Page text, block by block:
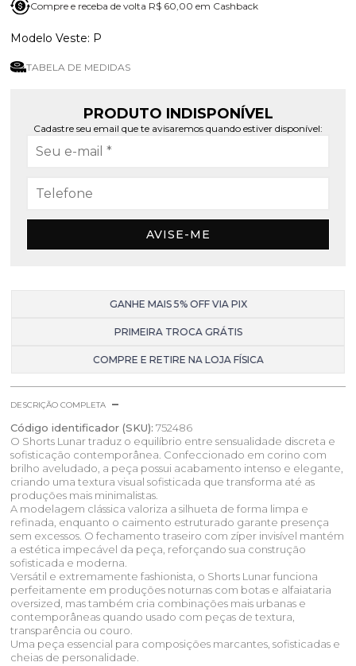
Compre e receba de volta R$ 60,00 em Cashback
P
TABELA DE MEDIDAS
PRODUTO INDISPONÍVEL
Cadastre seu email que te avisaremos quando estiver disponível:
AVISE-ME
GANHE MAIS 5% OFF VIA PIX
PRIMEIRA TROCA GRÁTIS
COMPRE E RETIRE NA LOJA FÍSICA
DESCRIÇÃO COMPLETA
Código identificador (SKU): 752486
O Shorts Lunar traduz o equilíbrio entre sensualidade discreta e
sofisticação contemporânea. Confeccionado em corino com
brilho aveludado, a peça possui acabamento intenso e elegante,
criando uma textura visual sofisticada que transforma até as
produções mais minimalistas.
A modelagem clássica valoriza a silhueta de forma limpa e
refinada, enquanto o caimento estruturado garante presença
sem excessos. O fechamento traseiro com zíper invisível mantém
a estética impecável da peça, reforçando sua construção
sofisticada e moderna.
Versátil e extremamente fashionista, o Shorts Lunar funciona
perfeitamente em produções noturnas com botas e alfaiataria
oversized, mas também cria combinações mais urbanas e
contemporâneas quando usado com peças de textura,
transparência ou couro.
Uma peça essencial para composições marcantes, sofisticadas e
cheias de personalidade.